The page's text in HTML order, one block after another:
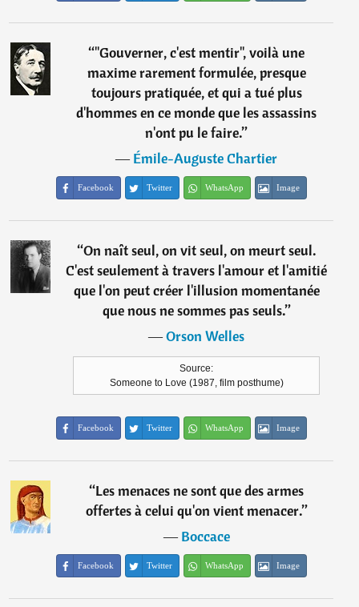
“"Gouverner, c'est mentir", voilà une
maxime rarement formulée, presque
toujours pratiquée, et qui a tué plus
d'hommes en ce monde que les assassins
n'ont pu le faire.”
―Émile-Auguste Chartier
Facebook Twitter WhatsApp Image
“On naît seul, on vit seul, on meurt seul.
C'est seulement à travers l'amour et l'amitié
que l'on peut créer l'illusion momentanée
que nous ne sommes pas seuls.”
―Orson Welles
Source:
Someone to Love (1987, film posthume)
Facebook Twitter WhatsApp Image
“Les menaces ne sont que des armes
offertes à celui qu'on vient menacer.”
―Boccace
Facebook Twitter WhatsApp Image